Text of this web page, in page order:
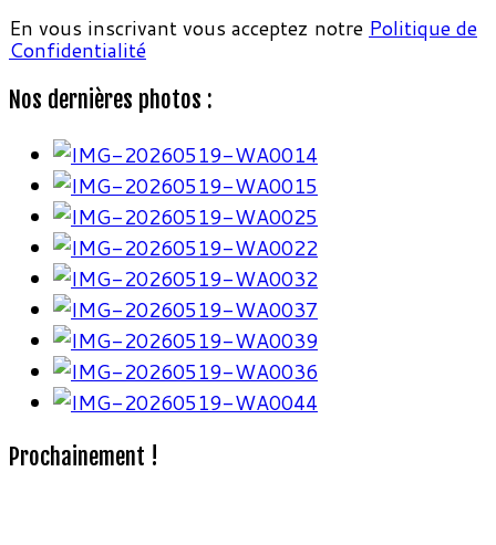
En vous inscrivant vous acceptez notre Politique de
Confidentialité
Nos dernières photos :
Prochainement !